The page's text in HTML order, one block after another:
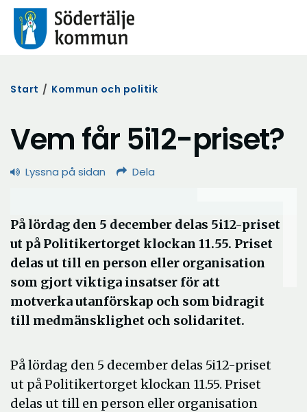
Start / Kommun och politik
Vem får 5i12-priset?
Lyssna på sidan Dela
På lördag den 5 december delas 5i12-priset
ut på Politikertorget klockan 11.55. Priset
delas ut till en person eller organisation
som gjort viktiga insatser för att
motverka utanförskap och som bidragit
till medmänsklighet och solidaritet.
På lördag den 5 december delas 5i12-priset
ut på Politikertorget klockan 11.55. Priset
delas ut till en person eller organisation